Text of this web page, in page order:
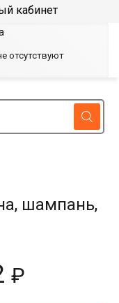
шампань,
₽
кабинет
отсутствуют